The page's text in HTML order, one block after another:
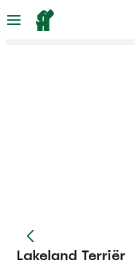
Lakeland Terriër